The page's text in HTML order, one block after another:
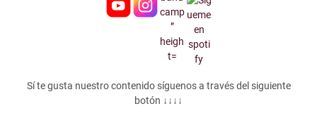
Sí te gusta nuestro contenido síguenos a través del siguiente
botón ↓↓↓↓